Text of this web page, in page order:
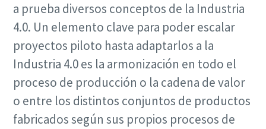
a prueba diversos conceptos de la Industria
4.0. Un elemento clave para poder escalar
proyectos piloto hasta adaptarlos a la
Industria 4.0 es la armonización en todo el
proceso de producción o la cadena de valor
o entre los distintos conjuntos de productos
fabricados según sus propios procesos de